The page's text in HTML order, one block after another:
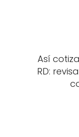
Así
RD: